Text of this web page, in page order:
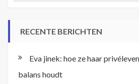
RECENTE BERICHTEN
Eva jinek: hoe ze haar
balans houdt